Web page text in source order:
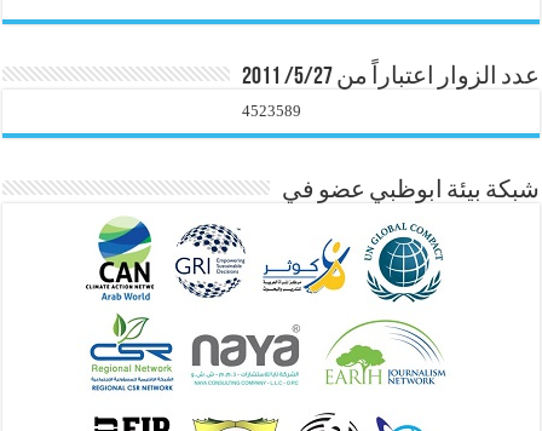
عدد الزوار اعتباراً من 5/27/ 2011
4523589
شبكة بيئة ابوظبي عضو في